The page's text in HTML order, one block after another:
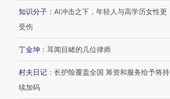
知识分子 ： AI冲击之下，年轻人与高学历女性更
受伤
丁金坤 ： 耳闻目睹的几位律师
村夫日记 ： 长护险覆盖全国 筹资和服务给予将持
续加码